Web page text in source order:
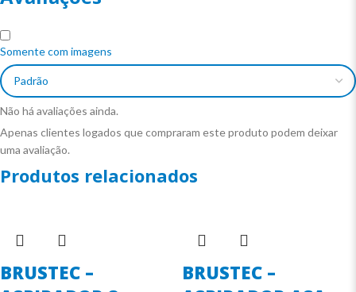
Somente com imagens
Não há avaliações ainda.
Apenas clientes logados que compraram este produto podem deixar
uma avaliação.
Produtos relacionados
BRUSTEC –
BRUSTEC –